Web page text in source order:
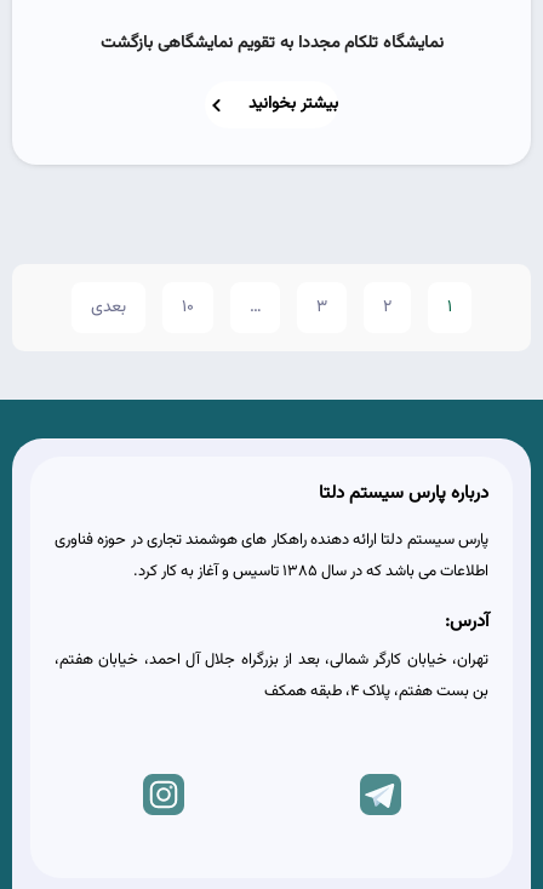
نمایشگاه تلکام مجددا به تقویم نمایشگاهی بازگشت
بیشتر بخوانید
1
2
3
…
10 بعدی
درباره پارس سیستم دلتا
پارس سیستم دلتا ارائه دهنده راهکار های هوشمند تجاری در حوزه فناوری
اطلاعات می باشد که در سال 1385 تاسیس و آغاز به کار کرد.
آدرس:
تهران، خیابان کارگر شمالی، بعد از بزرگراه جلال آل احمد، خیابان هفتم،
بن بست هفتم، پلاک 4، طبقه همکف